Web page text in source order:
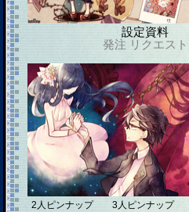
設定資料
発注 リクエスト
2人ピンナップ
3人ピンナップ